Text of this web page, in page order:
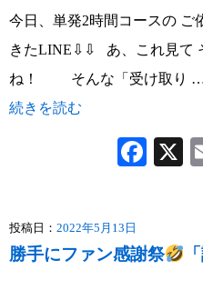
今日、単発2時間コースの ご
きたLINE⇩⇩ あ、これ見て
ね！ そんな「受け取り
続きを読む
投稿日： 2022年5月13日
勝手にファン感謝祭